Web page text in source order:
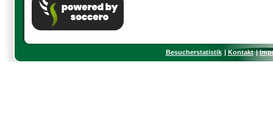
Besucherstatistik Kontakt